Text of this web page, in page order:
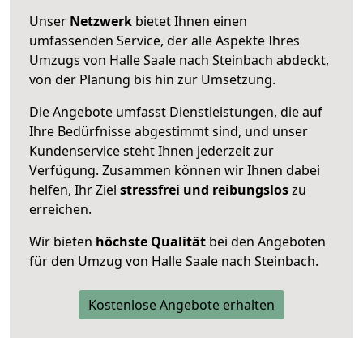
Unser Netzwerk bietet Ihnen einen
umfassenden Service, der alle Aspekte Ihres
Umzugs von Halle Saale nach Steinbach abdeckt,
von der Planung bis hin zur Umsetzung.
Die Angebote umfasst Dienstleistungen, die auf
Ihre Bedürfnisse abgestimmt sind, und unser
Kundenservice steht Ihnen jederzeit zur
Verfügung. Zusammen können wir Ihnen dabei
helfen, Ihr Ziel stressfrei und reibungsloszu
erreichen.
Wir bieten höchste Qualität bei den Angeboten
für den Umzug von Halle Saale nach Steinbach.
Kostenlose Angebote erhalten